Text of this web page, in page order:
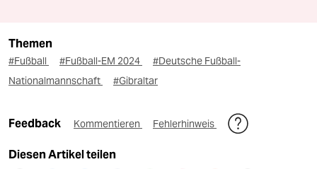
Themen
#Fußball #Fußball-EM 2024
#Deutsche Fußball-
Nationalmannschaft
#Gibraltar
Feedback Kommentieren Fehlerhinweis
Diesen Artikel teilen